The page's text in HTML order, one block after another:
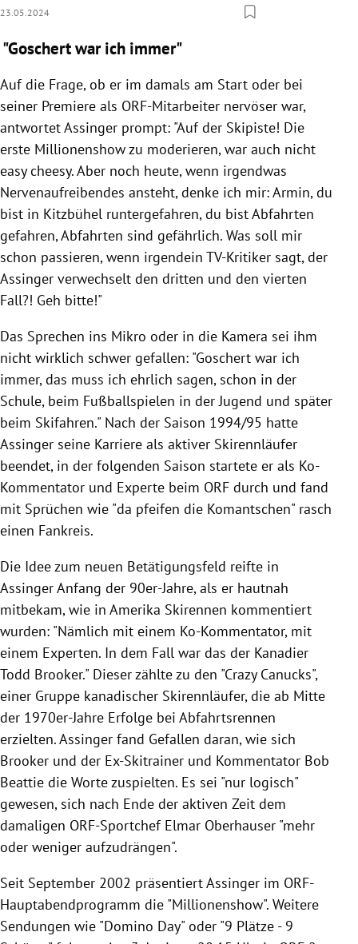
23.05.2024
"Goschert war ich immer"
Auf die Frage, ob er im damals am Start oder bei
seiner Premiere als ORF-Mitarbeiter nervöser war,
antwortet Assinger prompt: "Auf der Skipiste! Die
erste Millionenshow zu moderieren, war auch nicht
easy cheesy. Aber noch heute, wenn irgendwas
Nervenaufreibendes ansteht, denke ich mir: Armin, du
bist in Kitzbühel runtergefahren, du bist Abfahrten
gefahren, Abfahrten sind gefährlich. Was soll mir
schon passieren, wenn irgendein TV-Kritiker sagt, der
Assinger verwechselt den dritten und den vierten
Fall?! Geh bitte!"
Das Sprechen ins Mikro oder in die Kamera sei ihm
nicht wirklich schwer gefallen: "Goschert war ich
immer, das muss ich ehrlich sagen, schon in der
Schule, beim Fußballspielen in der Jugend und später
beim Skifahren." Nach der Saison 1994/95 hatte
Assinger seine Karriere als aktiver Skirennläufer
beendet, in der folgenden Saison startete er als Ko-
Kommentator und Experte beim ORF durch und fand
mit Sprüchen wie "da pfeifen die Komantschen" rasch
einen Fankreis.
Die Idee zum neuen Betätigungsfeld reifte in
Assinger Anfang der 90er-Jahre, als er hautnah
mitbekam, wie in Amerika Skirennen kommentiert
wurden: "Nämlich mit einem Ko-Kommentator, mit
einem Experten. In dem Fall war das der Kanadier
Todd Brooker." Dieser zählte zu den "Crazy Canucks",
einer Gruppe kanadischer Skirennläufer, die ab Mitte
der 1970er-Jahre Erfolge bei Abfahrtsrennen
erzielten. Assinger fand Gefallen daran, wie sich
Brooker und der Ex-Skitrainer und Kommentator Bob
Beattie die Worte zuspielten. Es sei "nur logisch"
gewesen, sich nach Ende der aktiven Zeit dem
damaligen ORF-Sportchef Elmar Oberhauser "mehr
oder weniger aufzudrängen".
Seit September 2002 präsentiert Assinger im ORF-
Hauptabendprogramm die "Millionenshow". Weitere
Sendungen wie "Domino Day" oder "9 Plätze - 9